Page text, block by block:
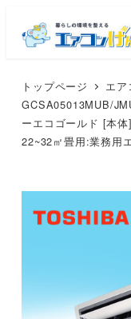
トップページ エア
GCSA05013MUB/
ーエコゴールド [本
22~32㎡畳用:業務用